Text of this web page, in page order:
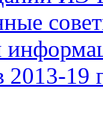
2013-19